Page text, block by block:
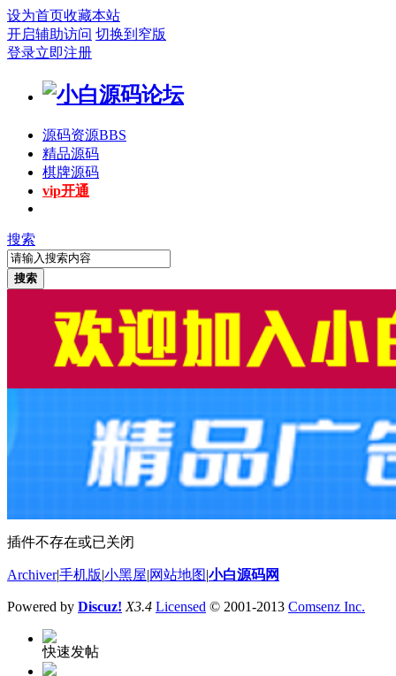
设为首页收藏本站
开启辅助访问 切换到窄版
登录立即注册
源码资源BBS
精品源码
棋牌源码
vip开通
搜索
搜索
插件不存在或已关闭
Archiver|手机版 小黑屋 网站地图 小白源码网
Powered by Discuz! X3.4 Licensed © 2001-2013 Comsenz Inc.
快速发帖